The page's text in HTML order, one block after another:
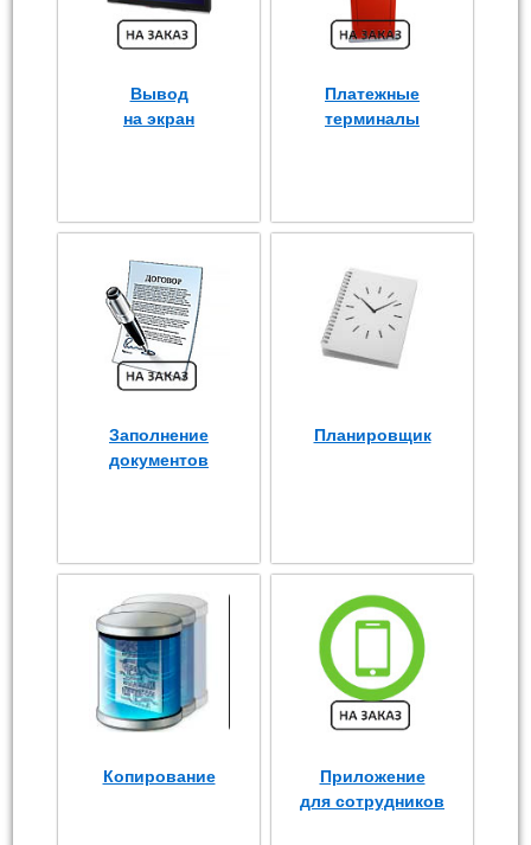
Вывод
на экран
Платежные
терминалы
Заполнение
документов
Планировщик
Копирование
Приложение
для сотрудников